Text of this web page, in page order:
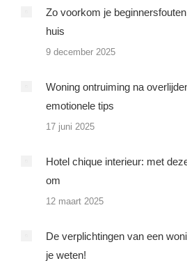
Zo voorkom je
huis
9 december 2025
Woning ontruiming na
emotionele tips
17 juni 2025
Hotel chique interieur: met
om
12 maart 2025
De verplichtingen van een
je weten!